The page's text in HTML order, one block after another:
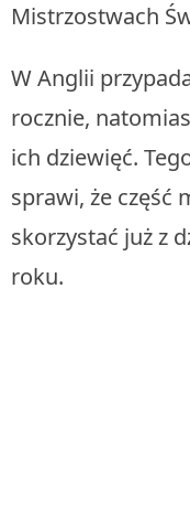
Mistrzostwach
W Anglii
rocznie,
ich dziewięć.
sprawi, że część
skorzystać już z
roku.